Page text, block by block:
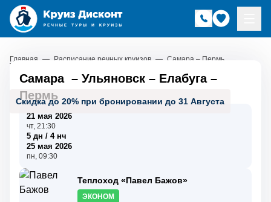
Главная — Расписание речных круизов — Самара – Пермь
Скидка до 20% при бронировании до 31 Августа
Самара – Ульяновск – Елабуга–
Пермь
21 мая 2026
чт, 21:30
5 дн / 4 нч
25 мая 2026
пн, 09:30
Теплоход «Павел Бажов»
ЭКОНОМ